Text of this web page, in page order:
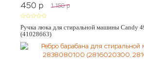
450 p 1 150 p
Ручка люка для стиральной машины Candy
(41028663)